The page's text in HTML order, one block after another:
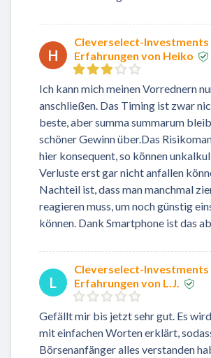
H
Cleverselect-Investments
Erfahrungen von Heiko
Ich kann mich meinen Vorrednern
anschließen. Das Timing ist zwar
beste, aber summa summarum
schöner Gewinn über.Das
hier konsequent, so können
Verluste erst gar nicht anfallen
Nachteil ist, dass man manchmal
reagieren muss, um noch günstig
können. Dank Smartphone ist das
L
Cleverselect-Investments
Erfahrungen von L.J.
Gefällt mir bis jetzt sehr gut. Es
mit einfachen Worten erklärt,
Börsenanfänger alles verstanden